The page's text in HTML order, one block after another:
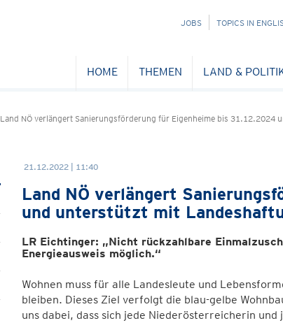
NAVIGATION
JOBS TOPICS IN
HOME THEMEN LAND &
Land NÖ verlängert Sanierungsförderung für Eigenheime bis
21.12.2022 | 11:40
Land NÖ verlängert
und unterstützt mit
LR Eichtinger: „Nicht rückzahlbare
Energieausweis möglich.“
Wohnen muss für alle Landesleute und
bleiben. Dieses Ziel verfolgt die blau-gelbe
uns dabei, dass sich jede Niederösterreicherin